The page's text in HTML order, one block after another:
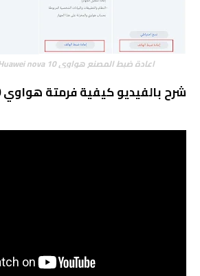
اعادة ضبط المصنع هواوي Huawei nova 10
شرح بالفيديو كيفية فرمتة هواوي nova 10